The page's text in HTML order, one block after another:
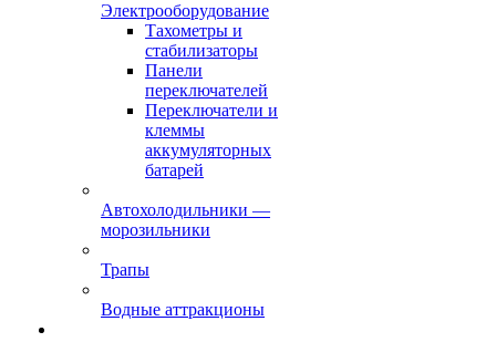
Электрооборудование
Тахометры и
стабилизаторы
Панели
переключателей
Переключатели и
клеммы
аккумуляторных
батарей
Автохолодильники —
морозильники
Трапы
Водные аттракционы